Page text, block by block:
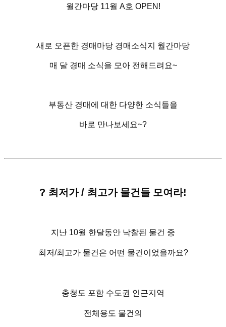
월간마당11월 A호 OPEN!
새로 오픈한 경매마당 경매소식지 월간마당
매 달 경매 소식을 모아 전해드려요~
부동산 경매에 대한 다양한 소식들을
바로 만나보세요~?
? 최저가/ 최고가 물건들 모여라!
지난 10월 한달동안 낙찰된 물건 중
최저/최고가 물건은 어떤 물건이었을까요?
충청도 포함 수도권 인근지역
전체용도 물건의